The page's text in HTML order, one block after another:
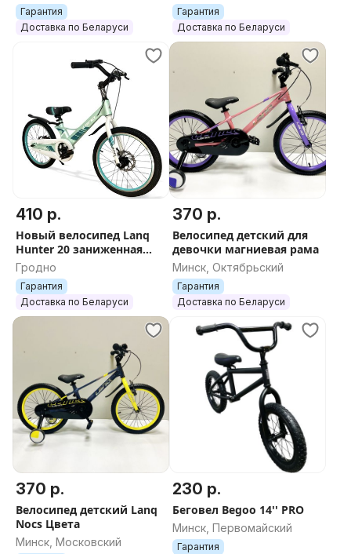
Гарантия
Доставка по Беларуси
Гарантия
Доставка по Беларуси
410 р.
Новый велосипед Lanq
Hunter 20 заниженная
рама
Гродно
Гарантия
Доставка по Беларуси
370 р.
Велосипед детский для
девочки магниевая рама
Минск, Октябрьский
Гарантия
Доставка по Беларуси
370 р.
Велосипед детский Lanq
Nocs Цвета
Минск, Московский
230 р.
Беговел Begoo 14'' PRO
Минск, Первомайский
Гарантия